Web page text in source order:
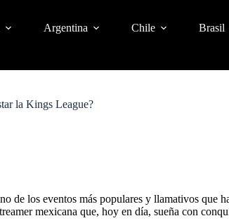
Argentina Chile Brasil
la Kings League?
de los eventos más populares y llamativos que
mexicana que, hoy en día, sueña con